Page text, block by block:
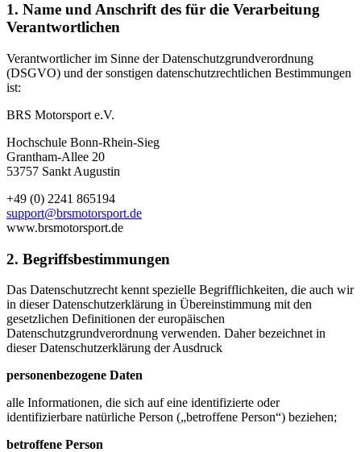
1. Name und Anschrift des für die Verarbeitung
Verantwortlichen
Verantwortlicher im Sinne der Datenschutzgrundverordnung
(DSGVO) und der sonstigen datenschutzrechtlichen Bestimmungen
ist:
BRS Motorsport e.V.
Hochschule Bonn-Rhein-Sieg
Grantham-Allee 20
53757 Sankt Augustin
+49 (0) 2241 865194
support@brsmotorsport.de
www.brsmotorsport.de
2. Begriffsbestimmungen
Das Datenschutzrecht kennt spezielle Begrifflichkeiten, die auch wir
in dieser Datenschutzerklärung in Übereinstimmung mit den
gesetzlichen Definitionen der europäischen
Datenschutzgrundverordnung verwenden. Daher bezeichnet in
dieser Datenschutzerklärung der Ausdruck
personenbezogene Daten
alle Informationen, die sich auf eine identifizierte oder
identifizierbare natürliche Person („betroffene Person“) beziehen;
betroffene Person